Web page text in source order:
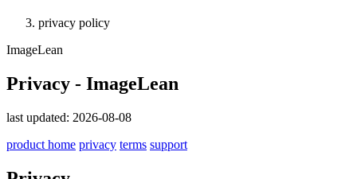
privacy policy
ImageLean
Privacy - ImageLean
last updated: 2026-08-08
product home privacy terms support